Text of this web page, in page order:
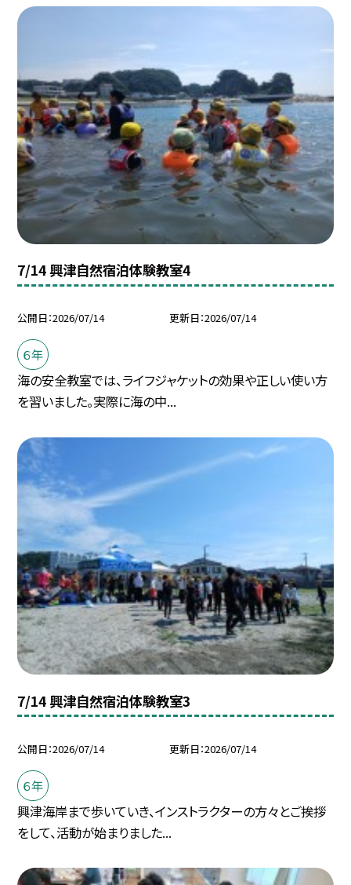
7/14 興津自然宿泊体験教室4
公開日 2026/07/14 更新日 2026/07/14
６年
海の安全教室では、ライフジャケットの効果や正しい使い方
を習いました。実際に海の中...
7/14 興津自然宿泊体験教室3
公開日 2026/07/14 更新日 2026/07/14
６年
興津海岸まで歩いていき、インストラクターの方々とご挨拶
をして、活動が始まりました...